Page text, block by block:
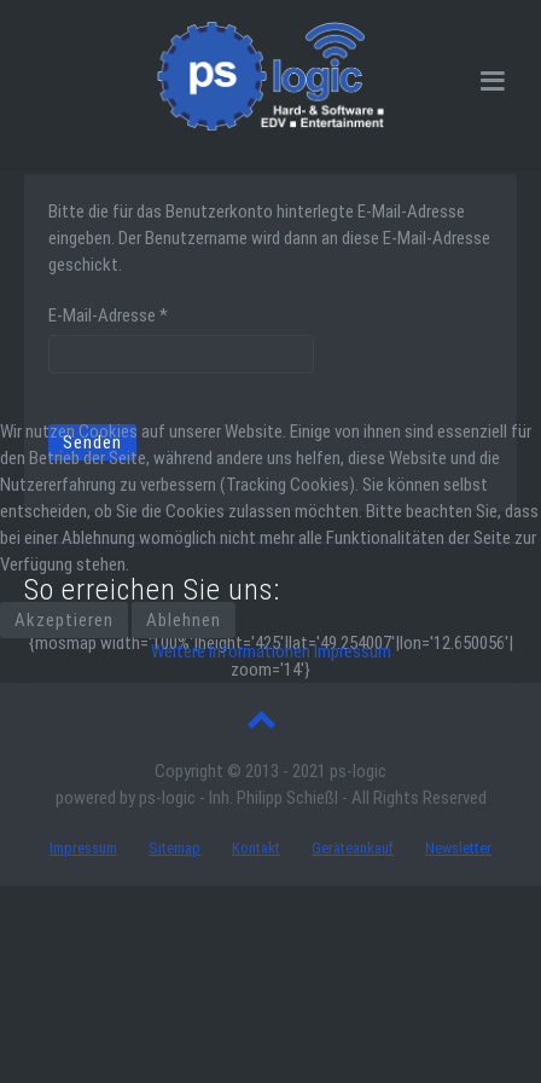
Bitte die für das Benutzerkonto hinterlegte E-Mail-Adresse
eingeben. Der Benutzername wird dann an diese E-Mail-Adresse
geschickt.
E-Mail-Adresse *
Senden
So erreichen Sie uns:
{mosmap width='100%'|height='425'|lat='49.254007'|lon='12.650056'|
zoom='14'}
Copyright © 2013 - 2021 ps-logic
powered by ps-logic - Inh. Philipp Schießl - All Rights Reserved
Impressum Sitemap Kontakt Geräteankauf Newsletter
Wir nutzen Cookies auf unserer Website. Einige von ihnen sind essenziell für
den Betrieb der Seite, während andere uns helfen, diese Website und die
Nutzererfahrung zu verbessern (Tracking Cookies). Sie können selbst
entscheiden, ob Sie die Cookies zulassen möchten. Bitte beachten Sie, dass
bei einer Ablehnung womöglich nicht mehr alle Funktionalitäten der Seite zur
Verfügung stehen.
Akzeptieren
Ablehnen
Weitere InformationenImpressum